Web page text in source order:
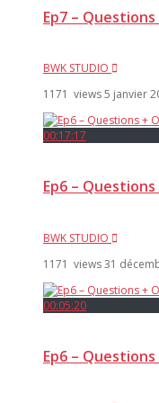
Ep7 –
BWK STUDIO
1171 views5 janvier
00:17:17
Ep6 –
BWK STUDIO
1171 views31
00:05:20
Ep6 –